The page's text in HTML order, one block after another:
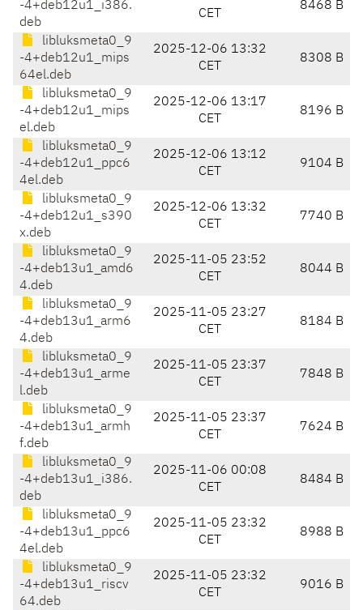
-4+deb12u1_i386.
deb
CET
8468 B
libluksmeta0_9
-4+deb12u1_mips
64el.deb
2025-12-06 13:32
CET
8308 B
libluksmeta0_9
-4+deb12u1_mips
el.deb
2025-12-06 13:17
CET
8196 B
libluksmeta0_9
-4+deb12u1_ppc6
4el.deb
2025-12-06 13:12
CET
9104 B
libluksmeta0_9
-4+deb12u1_s390
x.deb
2025-12-06 13:32
CET
7740 B
libluksmeta0_9
-4+deb13u1_amd6
4.deb
2025-11-05 23:52
CET
8044 B
libluksmeta0_9
-4+deb13u1_arm6
4.deb
2025-11-05 23:27
CET
8184 B
libluksmeta0_9
-4+deb13u1_arme
l.deb
2025-11-05 23:37
CET
7848 B
libluksmeta0_9
-4+deb13u1_armh
f.deb
2025-11-05 23:37
CET
7624 B
libluksmeta0_9
-4+deb13u1_i386.
deb
2025-11-06 00:08
CET
8484 B
libluksmeta0_9
-4+deb13u1_ppc6
4el.deb
2025-11-05 23:32
CET
8988 B
libluksmeta0_9
-4+deb13u1_riscv
64.deb
2025-11-05 23:32
CET
9016 B